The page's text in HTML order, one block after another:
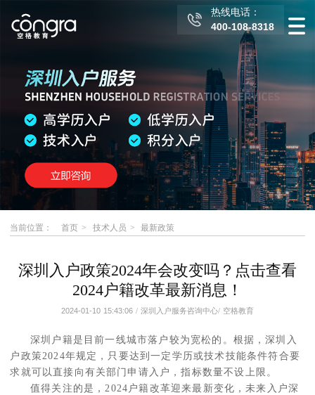
热线电话：
400-108-8318
当前位置： 首页 技术人员 最新政策
深圳入户政策2024年会改变吗？点击查看
2024户籍改革最新消息！
2024-01-10 15:43:06 / 深圳入户服务咨询中心/ 空格教育
深圳户籍是目前一线城市落户较为宽松的。根据，深圳入
户政策2024年规定，只要达到一定学历或技术技能条件符合要
求就可以直接向有关部门申请入户，指标数量不设上限。
值得关注的是，2024户籍改革迎来最新变化，未来入户深